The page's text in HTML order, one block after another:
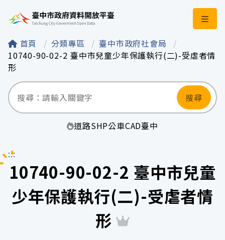
臺中市政府資料開
首頁 分類專區
臺中市政府社會局
10740-90-02-2 臺中市兒童少年保護執行(二)-受虐者情
形
搜尋
道路SHP公車CAD臺中
:::
10740-90-02-2 臺中市兒童
少年保護執行(二)-受虐者情
形